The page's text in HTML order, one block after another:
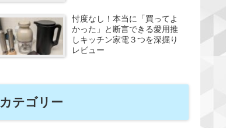
忖度なし！本当に「買ってよ
かった」と断言できる愛用推
しキッチン家電３つを深掘り
レビュー
カテゴリー